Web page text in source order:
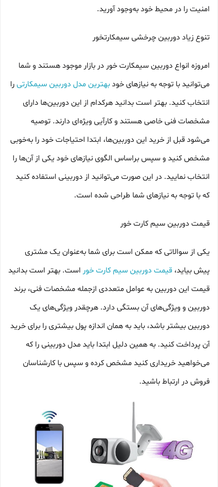
امنیت را در محیط خود به‌وجود آورید.
تنوع زیاد دوربین چرخشی سیمکارتخور
امروزه انواع دوربین سیمکارت خور در بازار موجود هستند و شما
می‌توانید با توجه به نیازهای خودبهترین مدل دوربین سیمکارتیرا
انتخاب کنید. بهتر است بدانید هرکدام از این دوربین‌ها دارای
مشخصات فنی خاصی هستند و کارآیی ویژه‌ای دارند. توصیه
می‌شود قبل از خرید این دوربین‌ها، ابتدا احتیاجات خود را به‌خوبی
مشخص کنید و سپس براساس الگوی نیازهای خود یکی از آن‌ها را
انتخاب نمایید. در این صورت می‌توانید از دوربینی استفاده کنید
که با توجه به نیازهای شما طراحی شده است.
قیمت دوربین سیم کارت خور
یکی از سوالاتی که ممکن است برای شما به‌عنوان یک مشتری
پیش بیاید، قیمت دوربین سیم کارت خور است. بهتر است بدانید
قیمت این دوربین به عوامل متعددی ازجمله مشخصات فنی، برند
دوربین و ویژگی‌های آن بستگی دارد. هرچقدر ویژگی‌های یک
دوربین بیشتر باشد، باید به همان اندازه پول بیشتری را برای خرید
آن پرداخت کنید. به همین دلیل ابتدا باید مدل دوربینی را که
می‌خواهید خریداری کنید مشخص کرده و سپس با کارشناسان
فروش در ارتباط باشید.